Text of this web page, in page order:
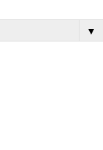
▼